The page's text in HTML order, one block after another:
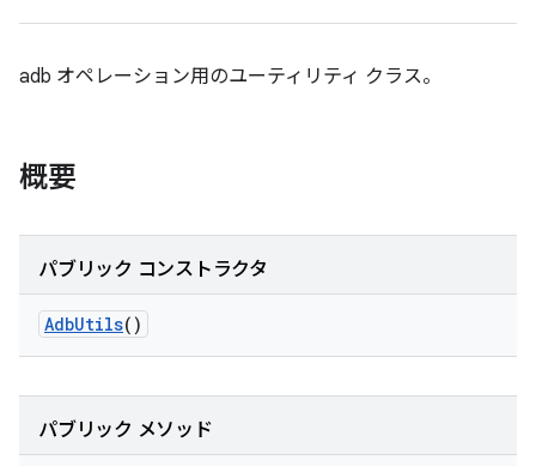
adb オペレーション用のユーティリティ クラス。
概要
パブリック コンストラクタ
AdbUtils()
パブリック メソッド